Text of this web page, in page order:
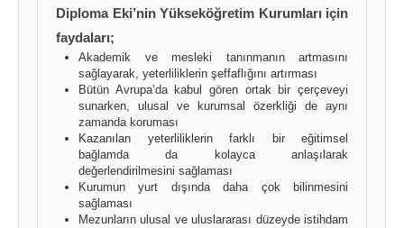
Diploma Eki’nin Yükseköğretim Kurumları için
faydaları;
Akademik ve mesleki tanınmanın artmasını
sağlayarak, yeterliliklerin şeffaflığını artırması
Bütün Avrupa’da kabul gören ortak bir çerçeveyi
sunarken, ulusal ve kurumsal özerkliği de aynı
zamanda koruması
Kazanılan yeterliliklerin farklı bir eğitimsel
bağlamda da kolayca anlaşılarak
değerlendirilmesini sağlaması
Kurumun yurt dışında daha çok bilinmesini
sağlaması
Mezunların ulusal ve uluslararası düzeyde istihdam